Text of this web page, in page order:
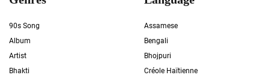
90s Song
Album
Artist
Bhakti
Assamese
Bengali
Bhojpuri
Créole Haïtienne